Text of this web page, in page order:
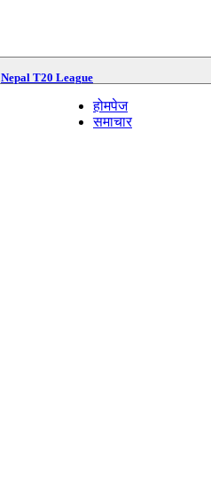
Nepal T20 League
होमपेज
समाचार